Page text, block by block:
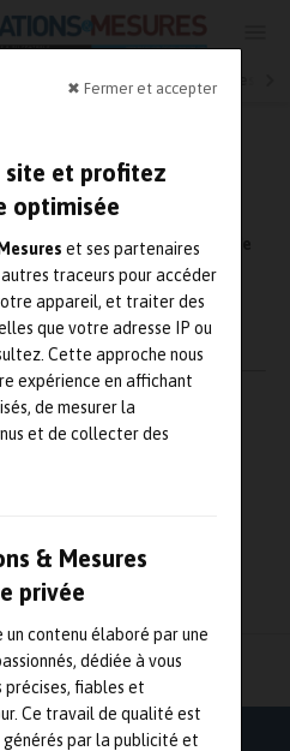
✖ Fermer et accepter
site et profitez
optimisée
et ses partenaires
traceurs pour accéder
appareil, et traiter des
que votre adresse IP ou
Cette approche nous
expérience en affichant
de mesurer la
et de collecter des
& Mesures
privée
un contenu élaboré par une
dédiée à vous
fiables et
Ce travail de qualité est
générés par la publicité et
Contrôle Qualité
: Dynae fait l’acquisition de
Aquaturbo
6 7